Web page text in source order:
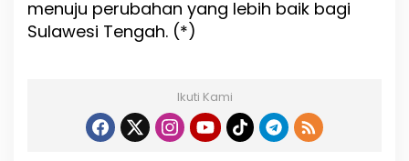
menuju perubahan yang lebih baik bagi
Sulawesi Tengah. (*)
Ikuti Kami